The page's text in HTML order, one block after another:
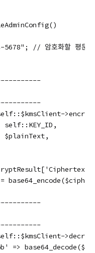
// 암호화할 평문 데